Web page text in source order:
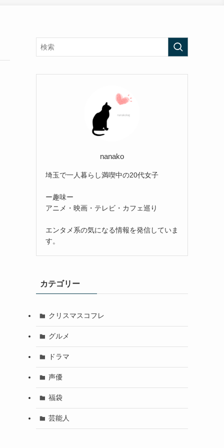
nanako
埼玉で一人暮らし満喫中の20代女子
ー趣味ー
アニメ・映画・テレビ・カフェ巡り
エンタメ系の気になる情報を発信していま
す。
カテゴリー
クリスマスコフレ
グルメ
ドラマ
声優
福袋
芸能人